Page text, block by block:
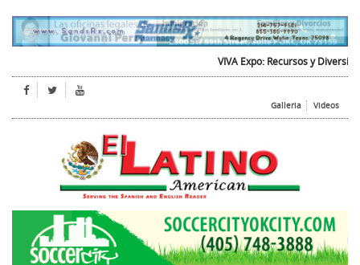
VIVA Expo: Recursos y Diversion
Galleria Videos